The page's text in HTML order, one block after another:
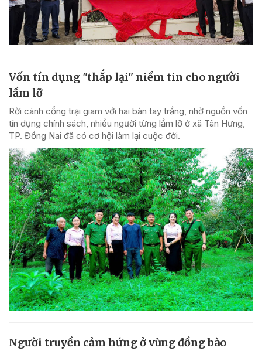
Vốn tín dụng "thắp lại" niềm tin cho người
lầm lỡ
Rời cánh cổng trại giam với hai bàn tay trắng, nhờ nguồn vốn
tín dụng chính sách, nhiều người từng lầm lỡ ở xã Tân Hưng,
TP. Đồng Nai đã có cơ hội làm lại cuộc đời.
Người truyền cảm hứng ở vùng đồng bào